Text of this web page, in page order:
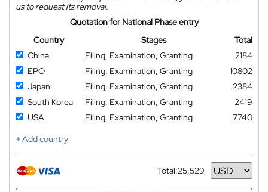
us to request its removal.
Quotation for National Phase entry
Country
Stages
Total
China
Filing, Examination, Granting
2184
EPO
Filing, Examination, Granting
10802
Japan
Filing, Examination, Granting
2384
South Korea
Filing, Examination, Granting
2419
USA
Filing, Examination, Granting
7740
+ Add country
Total:25,529
Currency